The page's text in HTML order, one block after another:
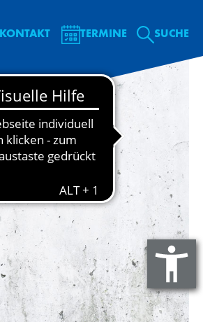
KONTAKT TERMINE SU­CHE